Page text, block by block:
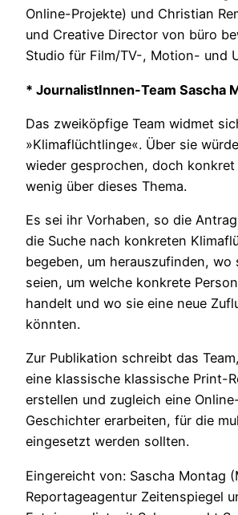
Online-Projekte) und Christian
und Creative Director von büro
Studio für Film/TV-, Motion- und
* JournalistInnen-Team Sascha
Das zweiköpfige Team widmet
»Klimaflüchtlinge«. Über sie
wieder gesprochen, doch
wenig über dieses Thema.
Es sei ihr Vorhaben, so die
die Suche nach konkreten
begeben, um herauszufinden, wo
seien, um welche konkrete
handelt und wo sie eine neue
könnten.
Zur Publikation schreibt das
eine klassische klassische Print-
erstellen und zugleich eine
Geschichter erarbeiten, für die
eingesetzt werden sollten.
Eingereicht von: Sascha Montag
Reportageagentur Zeitenspiegel